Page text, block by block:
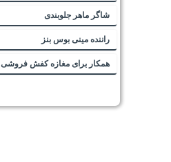
شاگر ماهر جلوبندی
راننده مینی بوس بنز
همکار برای مغازه کفش فروشی